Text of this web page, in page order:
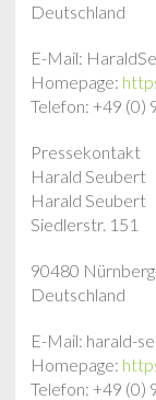
Deutschland
E-Mail:
Homepage:
Telefon: +49 (0)
Pressekontakt
Harald Seubert
Harald Seubert
Siedlerstr. 151
90480
Deutschland
E-Mail: harald-
Homepage:
Telefon: +49 (0)